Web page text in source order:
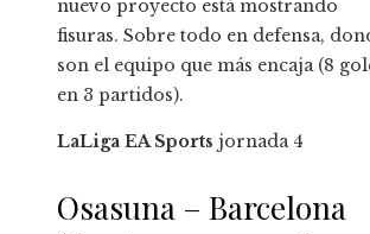
nuevo proyecto está mostrando
fisuras. Sobre todo en defensa,
son el equipo que más encaja (8
en 3 partidos).
LaLiga EA Sports jornada 4
Osasuna – Barcelona